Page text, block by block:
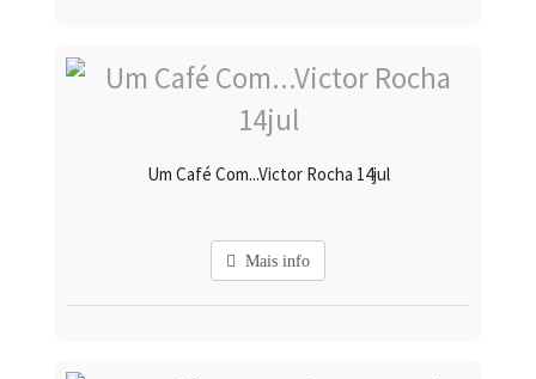
Um Café Com...Victor Rocha 14jul
Mais info